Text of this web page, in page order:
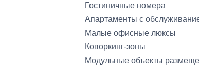
Гостиничные номера
Апартаменты с
Малые офисные люксы
Коворкинг-зоны
Модульные объекты